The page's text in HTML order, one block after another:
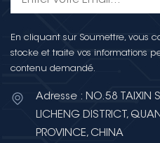
En cliquant sur Soumettre, vous
stocke et traite vos informations
contenu demandé.
Adresse : NO.58 TAIXIN
LICHENG DISTRICT,
PROVINCE, CHINA